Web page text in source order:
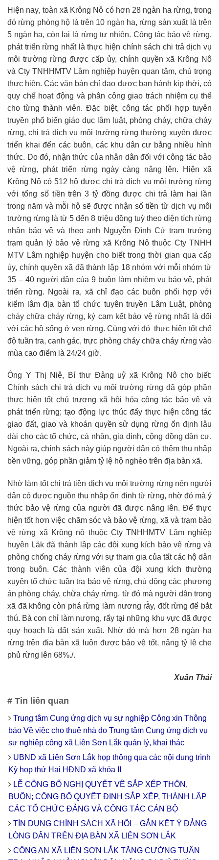
Hiện nay, toàn xã Krông Nô có hơn 28 ngàn ha rừng, trong
đó rừng phòng hộ là trên 10 ngàn ha, rừng sản xuất là trên
5 ngàn ha, còn lại là rừng tự nhiên. Công tác bảo vệ rừng,
phát triển rừng nhất là thực hiện chính sách chi trả dịch vụ
môi trường rừng được cấp ủy, chính quyền xã Krông Nô
và Cty TNHHMTV Lâm nghiệp huyện quan tâm, chú trọng
thực hiện. Các văn bản chỉ đạo được ban hành kịp thời, có
quy chế hoạt động và phân công giao trách nhiệm cụ thể
cho từng thành viên. Đặc biệt, công tác phối hợp tuyên
truyền phổ biến giáo dục lâm luật, phòng cháy, chữa cháy
rừng, chi trả dịch vụ môi trường rừng thường xuyên được
triển khai đến các buôn, các khu dân cư bằng nhiều hình
thức. Do đó, nhận thức của nhân dân đối với công tác bảo
vệ rừng, phát triển rừng ngày càng nâng lên. Hiện xã
Krông Nô có 512 hộ được chi trả dịch vụ môi trường rừng
với tổng số tiền trên 3 tỷ đồng được chi trả làm hai lần
trong năm và mỗi hộ sẽ được nhận số tiền từ dịch vụ môi
trường rừng là từ 5 đến 8 triệu đồng tuỳ theo diện tích rừng
nhận bảo vệ và theo anh Nguyễn Đình Cử trạm trưởng
trạm quản lý bảo vệ rừng xã Krông Nô thuộc Cty TNHH
MTV Lâm nghiệp huyện cho biết trong thời gian qua cấp
ủy, chính quyền xã đã thành lập 18 nhóm với mỗi nhóm từ
35 – 40 người dân của 9 buôn làm nhiệm vụ bảo vệ, phát
triển rừng. Ngoài ra, xã chỉ đạo các buôn phối hợp với
kiểm lâm địa bàn tổ chức tuyên truyền Lâm Luật, phòng
cháy chữa cháy rừng, ký cam kết bảo vệ rừng nhất là đối
với các hộ sống ở ven rừng. Cùng với đó thực hiện tốt chế
độ tuần tra, canh gác, trực phòng cháy chữa cháy rừng vào
mùa cao điểm là 24/24 giờ.
Ông Y Thị Niê, Bí thư Đảng uỷ xã Krông Nô cho biết:
Chính sách chi trả dịch vụ môi trường rừng đã góp phần
thực hiện tốt chủ trương xã hội hóa công tác bảo vệ và
phát triển rừng; tạo động lực thúc đẩy thực hiện công tác
giao đất, giao và khoán quyền sử dụng rừng ổn định lâu
dài cho các tổ chức, cá nhân, gia đình, cộng đồng dân cư.
Ngoài ra, chính sách này giúp người dân có thêm thu nhập
bền vững, góp phần giảm tỷ lệ hộ nghèo trên địa bàn xã.
Nhờ làm tốt chi trả tiền dịch vụ môi trường rừng nên người
dân có được nguồn thu nhập ổn định từ rừng, nhờ đó mà ý
thức bảo vệ rừng của người đã được nâng lên. Để thực
hiện tốt hơn việc chăm sóc và bảo vệ rừng, xã và trạm bảo
vệ rừng xã Krông nô thuộc Cty TNHHMTV Lâm nghiệp
huyện Lăk đã thành lập các đội xung kích bảo vệ rừng và
phòng chống cháy rừng với sự tham gia của tất các hộ dân
trong buôn. Các thành viên của đội xung kích thường
xuyên tổ chức tuần tra bảo vệ rừng, chủ động các phương
án phòng cháy, chữa cháy rừng, từ đó mà người dân trong
xã đã không còn phá rừng làm nương rẫy, đốt rừng để bắt
thú. Bà con chỉ làm nương, rẩy tại những khu vực đã được
quy hoạch là đất sản xuất. Nhờ đó mà hơn 28 ngàn ha
rừng trên địa bàn xã luôn được bảo vệ tốt, nâng tỷ lệ che
phủ rừng lên 68%./.
Xuân Thái
# Tin liên quan
Trung tâm Cung ứng dịch vụ sự nghiệp Công xin Thông
báo Về việc cho thuê nhà do Trung tâm Cung ứng dịch vụ
sự nghiệp công xã Liên Sơn Lắk quản lý, khai thác
UBND xã Liên Sơn Lắk họp thông qua các nội dung trình
Kỳ họp thứ Hai HĐND xã khóa II
LỄ CÔNG BỐ NGHỊ QUYẾT VỀ SẮP XẾP THÔN,
BUÔN; CÔNG BỐ QUYẾT ĐỊNH SẮP XẾP, THÀNH LẬP
CÁC TỔ CHỨC ĐẢNG VÀ CÔNG TÁC CÁN BỘ
TÍN DỤNG CHÍNH SÁCH XÃ HỘI – GẮN KẾT Ý ĐẢNG
LÒNG DÂN TRÊN ĐỊA BÀN XÃ LIÊN SƠN LẮK
CÔNG AN XÃ LIÊN SƠN LẮK TĂNG CƯỜNG TUẦN